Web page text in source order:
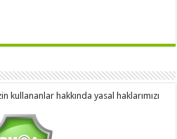
hakkında yasal haklarımızı